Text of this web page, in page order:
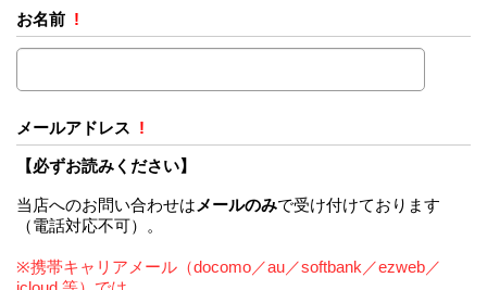
お名前 !
メールアドレス !
【必ずお読みください】
当店へのお問い合わせは メールのみで受け付けております
（電話対応不可）。
※携帯キャリアメール（docomo／au／softbank／ezweb／